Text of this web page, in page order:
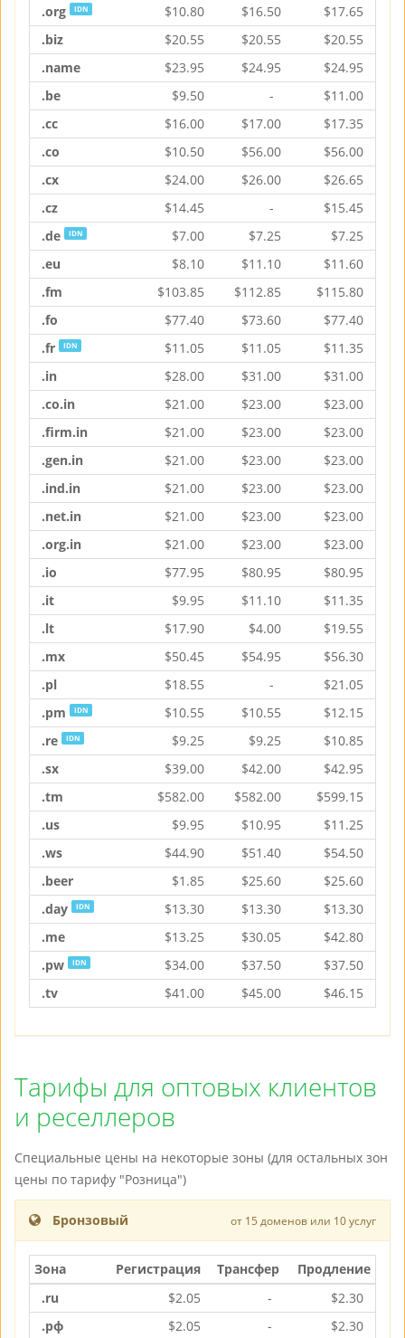
.org IDN $10.80 $16.50 $17.65
.biz
$20.55 $20.55 $20.55
.name
$23.95 $24.95 $24.95
.be
$9.50 - $11.00
.cc
$16.00 $17.00 $17.35
.co
$10.50 $56.00 $56.00
.cx
$24.00 $26.00 $26.65
.cz
$14.45 - $15.45
.de
IDN $7.00 $7.25 $7.25
.eu
$8.10 $11.10 $11.60
.fm
$103.85 $112.85 $115.80
.fo
$77.40 $73.60 $77.40
.fr
IDN $11.05 $11.05 $11.35
.in
$28.00 $31.00 $31.00
.co.in
$21.00 $23.00 $23.00
.firm.in
$21.00 $23.00 $23.00
.gen.in
$21.00 $23.00 $23.00
.ind.in
$21.00 $23.00 $23.00
.net.in
$21.00 $23.00 $23.00
.org.in
$21.00 $23.00 $23.00
.io
$77.95 $80.95 $80.95
.it
$9.95 $11.10 $11.35
.lt
$17.90 $4.00 $19.55
.mx
$50.45 $54.95 $56.30
.pl
$18.55 - $21.05
.pm
IDN $10.55 $10.55 $12.15
.re
IDN $9.25 $9.25 $10.85
.sx
$39.00 $42.00 $42.95
.tm
$582.00 $582.00 $599.15
.us
$9.95 $10.95 $11.25
.ws
$44.90 $51.40 $54.50
.beer
$1.85 $25.60 $25.60
.day
IDN $13.30 $13.30 $13.30
.me
$13.25 $30.05 $42.80
.pw
IDN $34.00 $37.50 $37.50
.tv
$41.00 $45.00 $46.15
Тарифы для оптовых клиентов
и реселлеров
Специальные цены на некоторые зоны (для остальных зон
цены по тарифу "Розница")
Бронзовый от 15 доменов или 10 услуг
Зона Регистрация Трансфер
Продление
.ru
$2.05 - $2.30
.рф
$2.05 - $2.30